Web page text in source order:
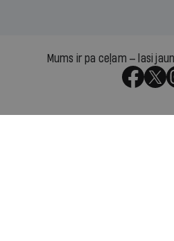
Mums ir pa ceļam — lasi